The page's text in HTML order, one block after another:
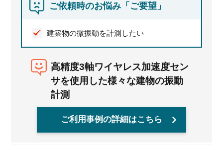
ご依頼時のお悩み「ご要望」
建築物の微振動を計測したい
高精度3軸ワイヤレス加速度セン
サを使用した様々な建物の振動
計測
ご利用事例の詳細はこちら